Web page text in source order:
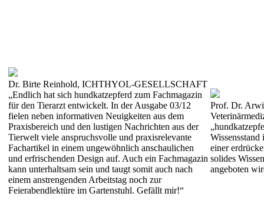
Dr. Birte Reinhold, ICHTHYOL-GESELLSCHAFT
„Endlich hat sich hundkatzepferd zum Fachmagazin
für den Tierarzt entwickelt. In der Ausgabe 03/12
fielen neben informativen Neuigkeiten aus dem
Praxisbereich und den lustigen Nachrichten aus der
Tierwelt viele anspruchsvolle und praxisrelevante
Fachartikel in einem ungewöhnlich anschaulichen
und erfrischenden Design auf. Auch ein Fachmagazin
kann unterhaltsam sein und taugt somit auch nach
einem anstrengenden Arbeitstag noch zur
Feierabendlektüre im Gartenstuhl. Gefällt mir!“
Prof. Dr.
einer
solides
angeboten